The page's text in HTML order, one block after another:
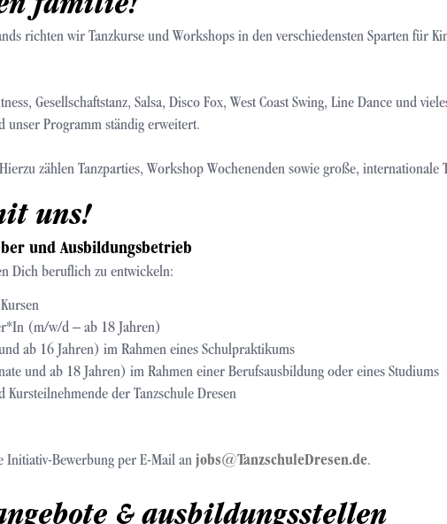
richten wir Tanzkurse und Workshops in den verschiedensten Sparten für
Gesellschaftstanz, Salsa, Disco Fox, West Coast Swing, Line Dance und
unser Programm ständig erweitert.
zählen Tanzparties, Workshop Wochenenden sowie große, internationale
uns!
und Ausbildungsbetrieb
Dich beruflich zu entwickeln:
(m/w/d – ab 18 Jahren)
ab 16 Jahren) im Rahmen eines Schulpraktikums
und ab 18 Jahren) im Rahmen einer Berufsausbildung oder eines Studiums
der Tanzschule Dresen
Initiativ-Bewerbung per E-Mail an jobs@TanzschuleDresen.de.
& ausbildungsstellen